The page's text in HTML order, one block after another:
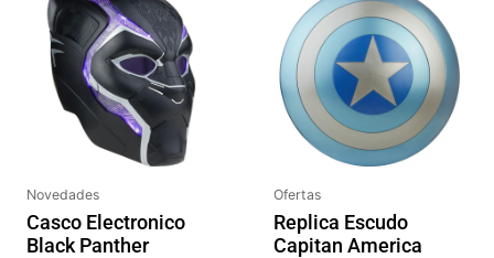
Novedades
Casco Electronico
Black Panther
Ofertas
Replica Escudo
Capitan America